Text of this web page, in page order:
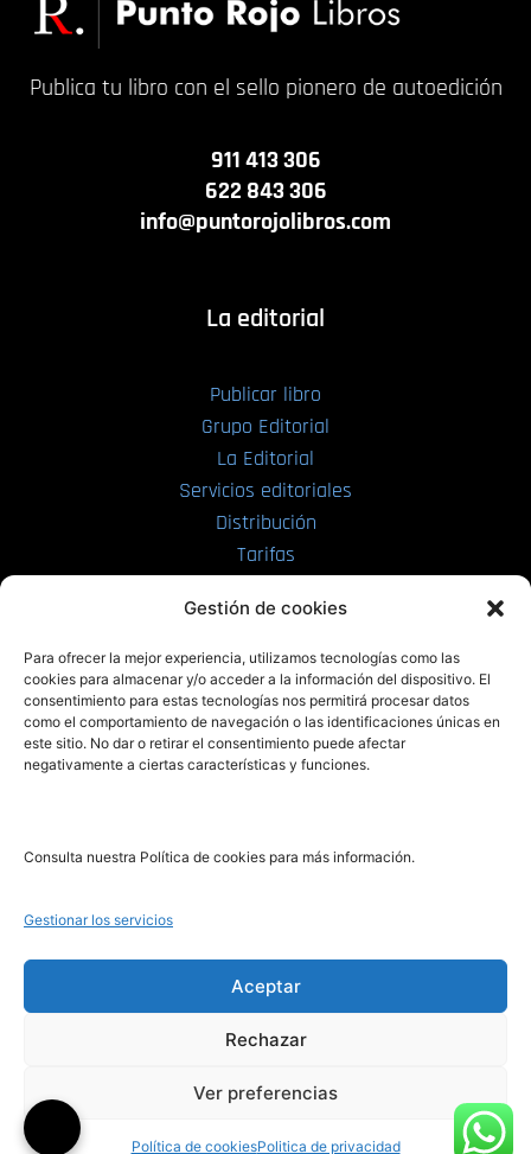
Gestión de cookies
Para ofrecer la mejor experiencia, utilizamos tecnologías como las
cookies para almacenar y/o acceder a la información del dispositivo. El
consentimiento para estas tecnologías nos permitirá procesar datos
como el comportamiento de navegación o las identificaciones únicas en
este sitio. No dar o retirar el consentimiento puede afectar
negativamente a ciertas características y funciones.
Consulta nuestra Política de cookies para más información.
Gestionar los servicios
Aceptar
Rechazar
Ver preferencias
Política de cookiesPolitica de privacidad
Publica tu libro con el sello pionero de autoedición
911 413 306
622 843 306
info@puntorojolibros.com
La editorial
Publicar libro
Grupo Editorial
La Editorial
Servicios editoriales
Distribución
Tarifas
PRL | Films
PRL | Play
PRL | LAB
Noticias
Legal
Aviso Legal
Política de Cookies
Política de Privacidad